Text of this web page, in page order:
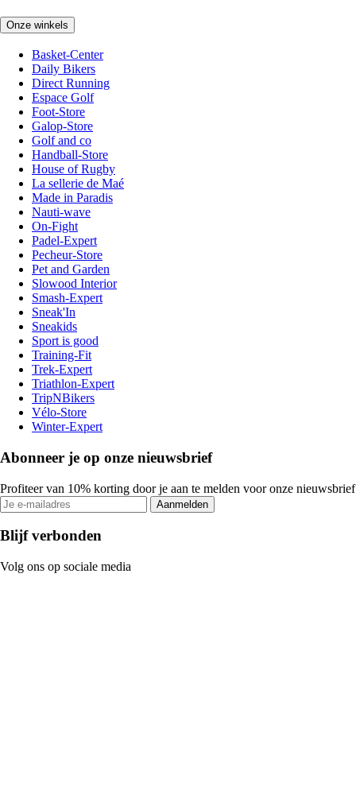
Onze winkels
Basket-Center
Daily Bikers
Direct Running
Espace Golf
Foot-Store
Galop-Store
Golf and co
Handball-Store
House of Rugby
La sellerie de Maé
Made in Paradis
Nauti-wave
On-Fight
Padel-Expert
Pecheur-Store
Pet and Garden
Slowood Interior
Smash-Expert
Sneak'In
Sneakids
Sport is good
Training-Fit
Trek-Expert
Triathlon-Expert
TripNBikers
Vélo-Store
Winter-Expert
Abonneer je op onze nieuwsbrief
Profiteer van 10% korting door je aan te melden voor onze nieuwsbrief
Aanmelden
Blijf verbonden
Volg ons op sociale media